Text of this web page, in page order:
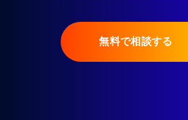
無料で相談する